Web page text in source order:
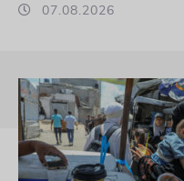
07.08.2026